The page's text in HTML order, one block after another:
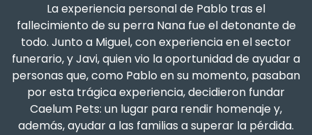
La experiencia personal de Pablo tras el
fallecimiento de su perra Nana fue el detonante de
todo. Junto a Miguel, con experiencia en el sector
funerario, y Javi, quien vio la oportunidad de ayudar a
personas que, como Pablo en su momento, pasaban
por esta trágica experiencia, decidieron fundar
Caelum Pets: un lugar para rendir homenaje y,
además, ayudar a las familias a superar la pérdida.